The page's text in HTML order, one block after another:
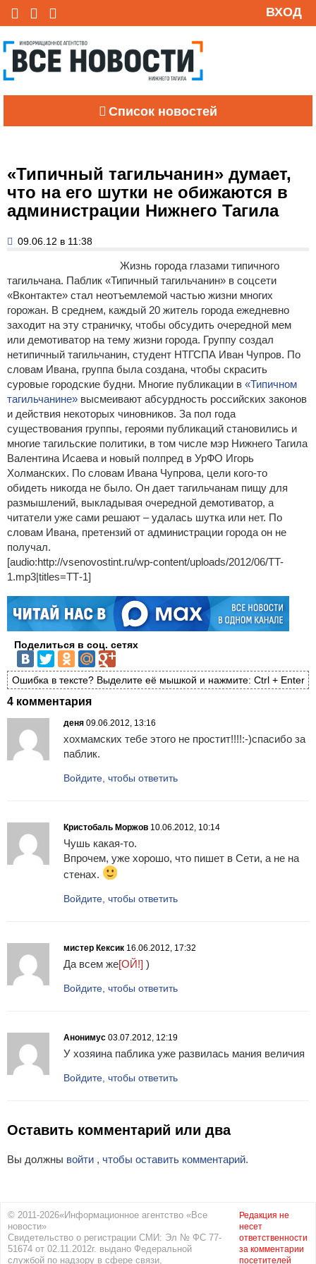
ВХОД
Список новостей
«Типичный тагильчанин» думает,
что на его шутки не обижаются в
администрации Нижнего Тагила
09.06.12 в 11:38
Жизнь города глазами типичного
тагильчана. Паблик «Типичный тагильчанин» в соцсети
«Вконтакте» стал неотъемлемой частью жизни многих
горожан. В среднем, каждый 20 житель города ежедневно
заходит на эту страничку, чтобы обсудить очередной мем
или демотиватор на тему жизни города. Группу создал
нетипичный тагильчанин, студент НТГСПА Иван Чупров. По
словам Ивана, группа была создана, чтобы скрасить
суровые городские будни. Многие публикации в «Типичном
тагильчанине» высмеивают абсурдность российских законов
и действия некоторых чиновников. За пол года
существования группы, героями публикаций становились и
многие тагильские политики, в том числе мэр Нижнего Тагила
Валентина Исаева и новый полпред в УрФО Игорь
Холманских. По словам Ивана Чупрова, цели кого-то
обидеть никогда не было. Он дает тагильчанам пищу для
размышлений, выкладывая очередной демотиватор, а
читатели уже сами решают – удалась шутка или нет. По
словам Ивана, претензий от администрации города он не
получал.
[audio:http://vsenovostint.ru/wp-content/uploads/2012/06/TT-
1.mp3|titles=ТТ-1]
Поделиться в соц. сетях
Ошибка в тексте? Выделите её мышкой и нажмите: Ctrl + Enter
4 комментария
деня 09.06.2012, 13:16
хохмамских тебе этого не простит!!!!:-)спасибо за
паблик.
Войдите, чтобы ответить
Кристобаль Моржов 10.06.2012, 10:14
Чушь какая-то.
Впрочем, уже хорошо, что пишет в Сети, а не на
стенах.
Войдите, чтобы ответить
мистер Кексик 16.06.2012, 17:32
Да всем же[ОЙ!] )
Войдите, чтобы ответить
Анонимус 03.07.2012, 12:19
У хозяина паблика уже развилась мания величия
Войдите, чтобы ответить
Оставить комментарий или два
Вы должны войти , чтобы оставить комментарий.
© 2011-2026«Информационное агентство «Все
новости»
Свидетельство о регистрации СМИ: Эл № ФС 77-
51674 от 02.11.2012г. выдано Федеральной
службой по надзору в сфере связи,
Редакция не
несет
ответственности
за комментарии
посетителей